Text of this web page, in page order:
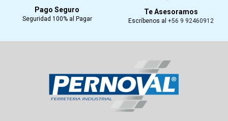
Pago Seguro
Seguridad 100% al Pagar
Te Asesoramos
Escríbenos al +56 9 92460912